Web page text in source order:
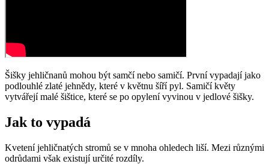
Šišky jehličnanů mohou být samčí nebo samičí. První vypadají jako
podlouhlé zlaté jehnědy, které v květnu šíří pyl. Samičí květy
vytvářejí malé šištice, které se po opylení vyvinou v jedlové šišky.
Jak to vypadá
Kvetení jehličnatých stromů se v mnoha ohledech liší. Mezi různými
odrůdami však existují určité rozdíly.